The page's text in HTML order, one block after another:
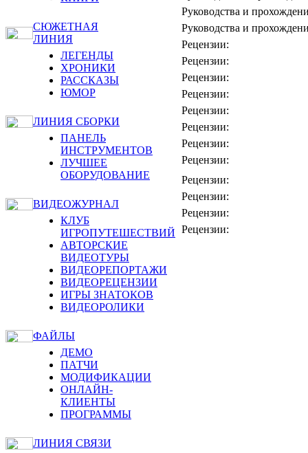
СЮЖЕТНАЯ
ЛИНИЯ
ЛЕГЕНДЫ
ХРОНИКИ
РАССКАЗЫ
ЮМОР
ЛИНИЯ СБОРКИ
ПАНЕЛЬ
ИНСТРУМЕНТОВ
ЛУЧШЕЕ
ОБОРУДОВАНИЕ
ВИДЕОЖУРНАЛ
КЛУБ
ИГРОПУТЕШЕСТВИЙ
АВТОРСКИЕ
ВИДЕОТУРЫ
ВИДЕОРЕПОРТАЖИ
ВИДЕОРЕЦЕНЗИИ
ИГРЫ ЗНАТОКОВ
ВИДЕОРОЛИКИ
ФАЙЛЫ
ДЕМО
ПАТЧИ
МОДИФИКАЦИИ
ОНЛАЙН-
КЛИЕНТЫ
ПРОГРАММЫ
ЛИНИЯ СВЯЗИ
Руководства и
Руководства и
Рецензии:
Рецензии:
Рецензии:
Рецензии:
Рецензии:
Рецензии:
Рецензии:
Рецензии:
Рецензии:
Рецензии:
Рецензии:
Рецензии: